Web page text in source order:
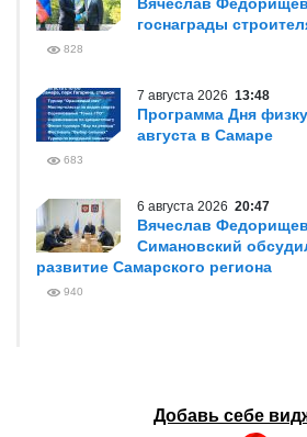
госнаграды
828
7 августа 2026 13:48
Программа Дня
августа в Самаре
683
6 августа 2026 20:47
Вячеслав
Симановский
развитие Самарского региона
940
Добавь себе